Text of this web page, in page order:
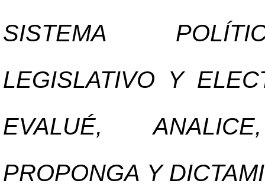
SISTEMA
LEGISLATIVO Y
EVALUÉ,
PROPONGA Y